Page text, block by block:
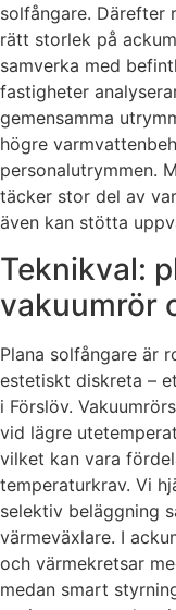
solfångare. Därefter
rätt storlek på
samverka med
fastigheter
gemensamma
högre
personalutrymmen.
täcker stor del av
även kan stötta
Teknikval:
vakuumrör
Plana solfångare är
estetiskt diskreta –
i Förslöv.
vid lägre
vilket kan vara
temperaturkrav. Vi
selektiv beläggning
värmeväxlare. I
och värmekretsar
medan smart